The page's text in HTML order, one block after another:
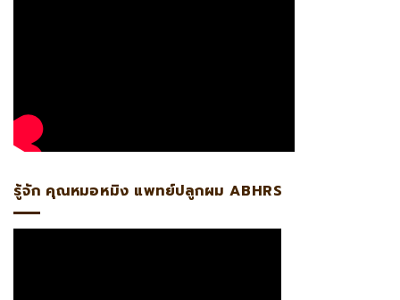
รู้จัก คุณหมอหมิง แพทย์ปลูกผม ABHRS